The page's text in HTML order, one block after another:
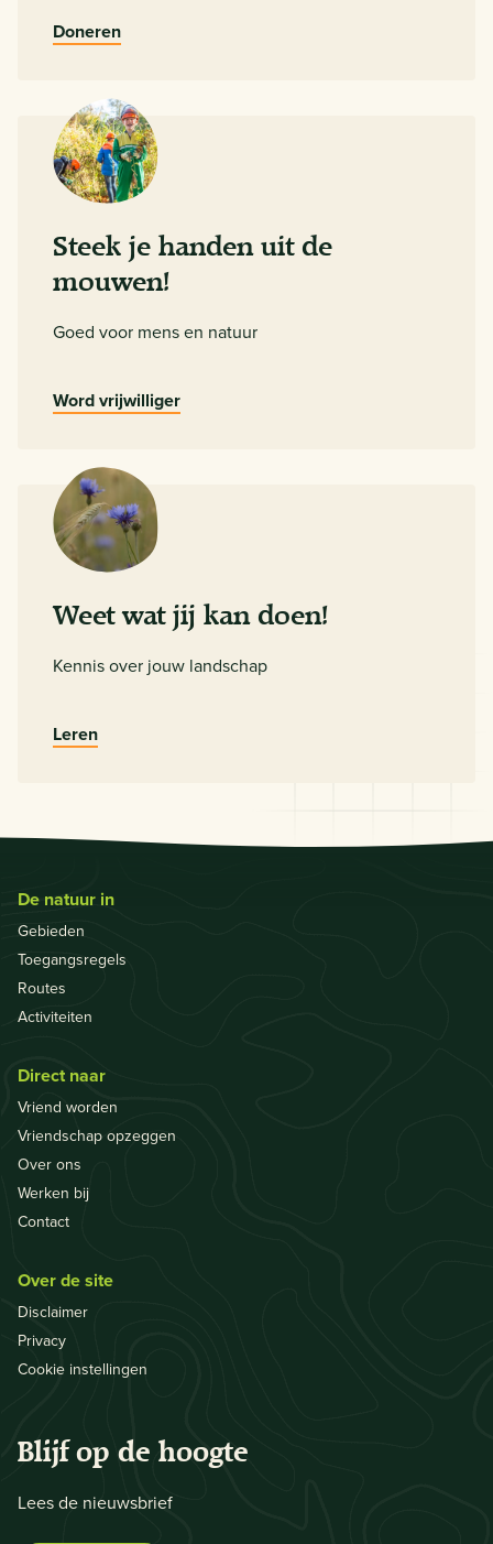
Doneren
Steek je handen uit de
mouwen!
Goed voor mens en natuur
Word vrijwilliger
Weet wat jij kan doen!
Kennis over jouw landschap
Leren
De natuur in
Gebieden
Toegangsregels
Routes
Activiteiten
Direct naar
Vriend worden
Vriendschap opzeggen
Over ons
Werken bij
Contact
Over de site
Disclaimer
Privacy
Cookie instellingen
Blijf op de hoogte
Lees de nieuwsbrief